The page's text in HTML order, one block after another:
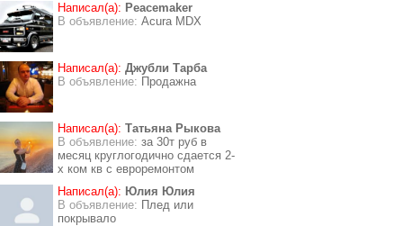
Написал(а): Peacemaker
В объявление: Acura MDX
Написал(а): Джубли Тарба
В объявление: Продажна
Написал(а): Татьяна Рыкова
В объявление: за 30т руб в
месяц круглогодично сдается 2-
х ком кв с евроремонтом
Написал(а): Юлия Юлия
В объявление: Плед или
покрывало